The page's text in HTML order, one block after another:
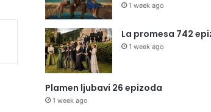
1 week ago
La promesa 742
1 week ago
Plamen ljubavi 26 epizoda
1 week ago